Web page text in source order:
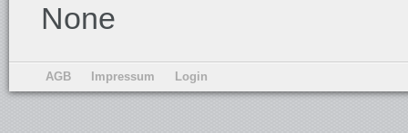
None
AGB Impressum Login